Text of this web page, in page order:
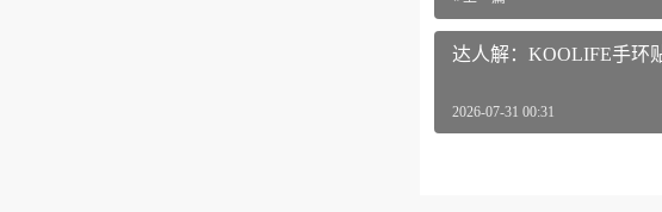
商品名称：仙视A27HA1
商品编号：100027520065
达人解：KOOLIFE手环
2026-07-31 00:31